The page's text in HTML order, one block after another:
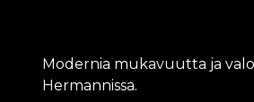
Modernia mukavuutta ja
Hermannissa.